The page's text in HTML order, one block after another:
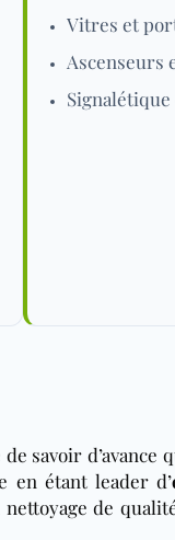
Vitres et
Ascenseurs
savoir d’avance
en étant leader d’
nettoyage de